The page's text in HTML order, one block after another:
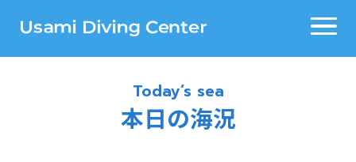
Today’s sea
本日の海況